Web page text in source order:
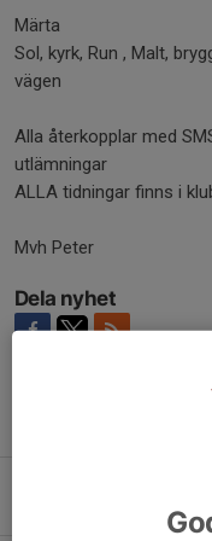
Märta
Sol, kyrk, Run , Malt,
vägen
Alla återkopplar med
utlämningar
ALLA tidningar finns i
Mvh Peter
Dela nyhet
21 jul, 12:31